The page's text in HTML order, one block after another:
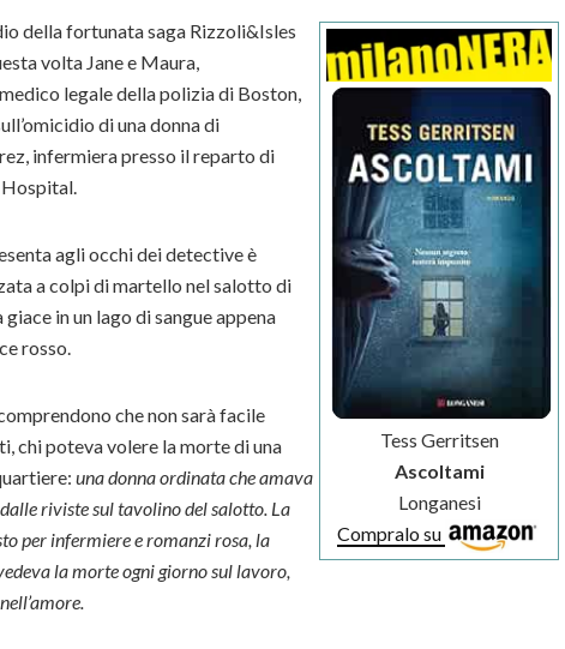
Tess Gerritsen
Ascoltami
Longanesi
Compralo su
della fortunata saga Rizzoli&Isles
volta Jane e Maura,
legale della polizia di Boston,
di una donna di
infermiera presso il reparto di
agli occhi dei detective è
a colpi di martello nel salotto di
in un lago di sangue appena
rosso.
che non sarà facile
chi poteva volere la morte di una
una donna ordinata che amava
riviste sul tavolino del salotto. La
per infermiere e romanzi rosa, la
la morte ogni giorno sul lavoro,